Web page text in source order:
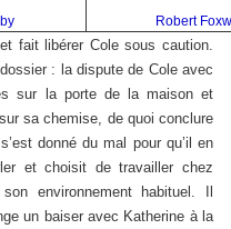
Robert
fait libérer Cole sous caution.
: la dispute de Cole avec
sur la porte de la maison et
sa chemise, de quoi conclure
donné du mal pour qu’il en
et choisit de travailler chez
environnement habituel. Il
un baiser avec Katherine à la